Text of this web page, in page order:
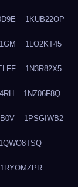
1KUB22OP
1LO2KT45
1N3R82X5
1NZ06F8Q
1PSGIWB2
1QWO8TSQ
1RYOMZPR